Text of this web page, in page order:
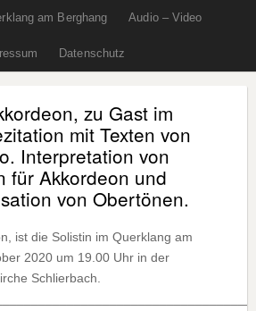
am Berghang Audio – Video
Datenschutz
zu Gast im
mit Texten von
Interpretation von
für Akkordeon und
von Obertönen.
ist die Solistin im Querklang am
2020 um 19.00 Uhr in der
Schlierbach.